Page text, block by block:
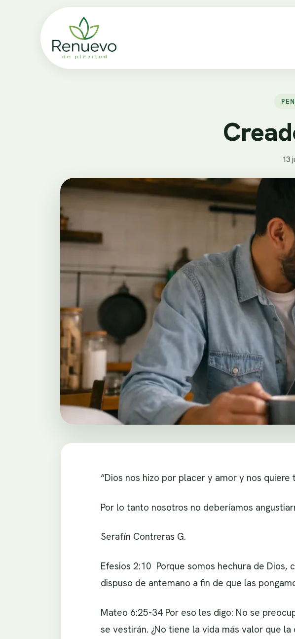
13
“Dios nos hizo por placer y amor y nos
Por lo tanto nosotros no deberíamos
Serafín Contreras G.
Efesios 2:10 Porque somos hechura de Dios,
dispuso de antemano a fin de que las
Mateo 6:25-34 Por eso les digo: No se
se vestirán. ¿No tiene la vida más valor que